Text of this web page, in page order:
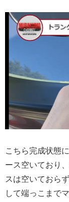
こちら完成状態
ース空いており
スは空いておら
して端っこまで